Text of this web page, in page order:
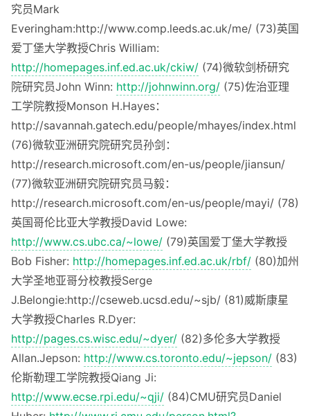
究员Mark
Everingham:http://www.comp.leeds.ac.uk/me/ (73)英国
爱丁堡大学教授Chris William:
http://homepages.inf.ed.ac.uk/ckiw/ (74)微软剑桥研究
院研究员John Winn: http://johnwinn.org/ (75)佐治亚理
工学院教授Monson H.Hayes：
http://savannah.gatech.edu/people/mhayes/index.html
(76)微软亚洲研究院研究员孙剑：
http://research.microsoft.com/en-us/people/jiansun/
(77)微软亚洲研究院研究员马毅：
http://research.microsoft.com/en-us/people/mayi/ (78)
英国哥伦比亚大学教授David Lowe:
http://www.cs.ubc.ca/~lowe/ (79)英国爱丁堡大学教授
Bob Fisher: http://homepages.inf.ed.ac.uk/rbf/ (80)加州
大学圣地亚哥分校教授Serge
J.Belongie:http://cseweb.ucsd.edu/~sjb/ (81)威斯康星
大学教授Charles R.Dyer:
http://pages.cs.wisc.edu/~dyer/ (82)多伦多大学教授
Allan.Jepson: http://www.cs.toronto.edu/~jepson/ (83)
伦斯勒理工学院教授Qiang Ji:
http://www.ecse.rpi.edu/~qji/ (84)CMU研究员Daniel